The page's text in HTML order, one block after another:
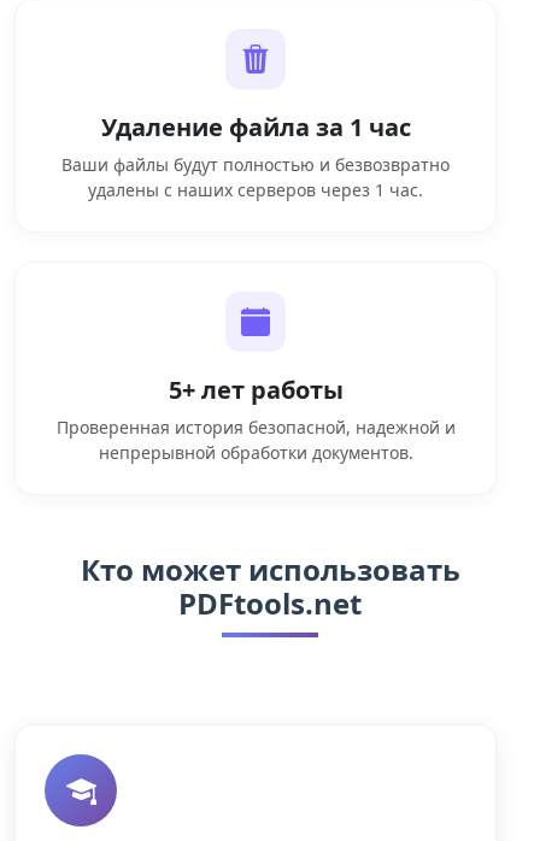
Удаление файла за 1 час
Ваши файлы будут полностью и безвозвратно
удалены с наших серверов через 1 час.
5+ лет работы
Проверенная история безопасной, надежной и
непрерывной обработки документов.
Кто может использовать
PDFtools.net